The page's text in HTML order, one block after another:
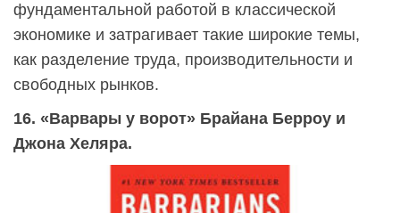
фундаментальной работой в классической
экономике и затрагивает такие широкие темы,
как разделение труда, производительности и
свободных рынков.
16. «Варвары у ворот» Брайана Берроу и
Джона Хеляра.